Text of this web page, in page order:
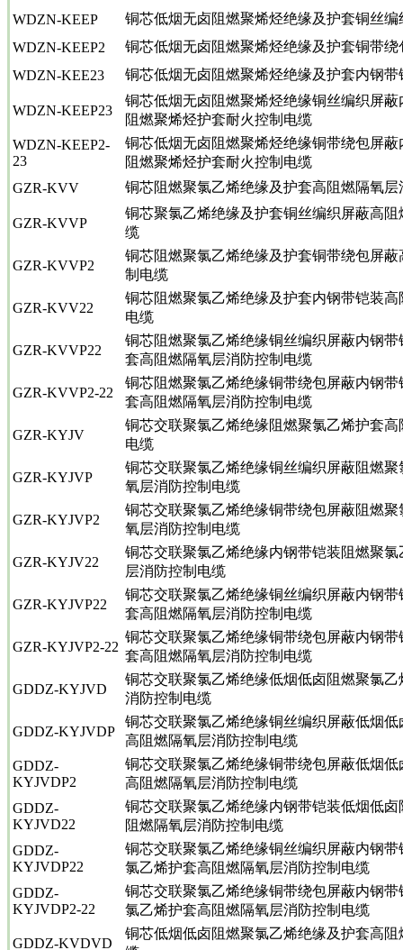
WDZN-KEEP
铜芯低烟无卤阻燃聚烯烃绝缘及护套铜丝
WDZN-KEEP2
铜芯低烟无卤阻燃聚烯烃绝缘及护套铜带
WDZN-KEE23
铜芯低烟无卤阻燃聚烯烃绝缘及护套内钢
WDZN-KEEP23
铜芯低烟无卤阻燃聚烯烃绝缘铜丝编织屏
阻燃聚烯烃护套耐火控制电缆
WDZN-KEEP2-
23
铜芯低烟无卤阻燃聚烯烃绝缘铜带绕包屏
阻燃聚烯烃护套耐火控制电缆
GZR-KVV
铜芯阻燃聚氯乙烯绝缘及护套高阻燃隔氧层
GZR-KVVP
铜芯聚氯乙烯绝缘及护套铜丝编织屏蔽高
缆
GZR-KVVP2
铜芯阻燃聚氯乙烯绝缘及护套铜带绕包屏
制电缆
GZR-KVV22
铜芯阻燃聚氯乙烯绝缘及护套内钢带铠装
电缆
GZR-KVVP22
铜芯阻燃聚氯乙烯绝缘铜丝编织屏蔽内钢
套高阻燃隔氧层消防控制电缆
GZR-KVVP2-22
铜芯阻燃聚氯乙烯绝缘铜带绕包屏蔽内钢
套高阻燃隔氧层消防控制电缆
GZR-KYJV
铜芯交联聚氯乙烯绝缘阻燃聚氯乙烯护套
电缆
GZR-KYJVP
铜芯交联聚氯乙烯绝缘铜丝编织屏蔽阻燃
氧层消防控制电缆
GZR-KYJVP2
铜芯交联聚氯乙烯绝缘铜带绕包屏蔽阻燃
氧层消防控制电缆
GZR-KYJV22
铜芯交联聚氯乙烯绝缘内钢带铠装阻燃聚
层消防控制电缆
GZR-KYJVP22
铜芯交联聚氯乙烯绝缘铜丝编织屏蔽内钢
套高阻燃隔氧层消防控制电缆
GZR-KYJVP2-22
铜芯交联聚氯乙烯绝缘铜带绕包屏蔽内钢
套高阻燃隔氧层消防控制电缆
GDDZ-KYJVD
铜芯交联聚氯乙烯绝缘低烟低卤阻燃聚氯
消防控制电缆
GDDZ-KYJVDP
铜芯交联聚氯乙烯绝缘铜丝编织屏蔽低烟
高阻燃隔氧层消防控制电缆
GDDZ-
KYJVDP2
铜芯交联聚氯乙烯绝缘铜带绕包屏蔽低烟
高阻燃隔氧层消防控制电缆
GDDZ-
KYJVD22
铜芯交联聚氯乙烯绝缘内钢带铠装低烟低
阻燃隔氧层消防控制电缆
GDDZ-
KYJVDP22
铜芯交联聚氯乙烯绝缘铜丝编织屏蔽内钢
氯乙烯护套高阻燃隔氧层消防控制电缆
GDDZ-
KYJVDP2-22
铜芯交联聚氯乙烯绝缘铜带绕包屏蔽内钢
氯乙烯护套高阻燃隔氧层消防控制电缆
GDDZ-KVDVD
铜芯低烟低卤阻燃聚氯乙烯绝缘及护套高